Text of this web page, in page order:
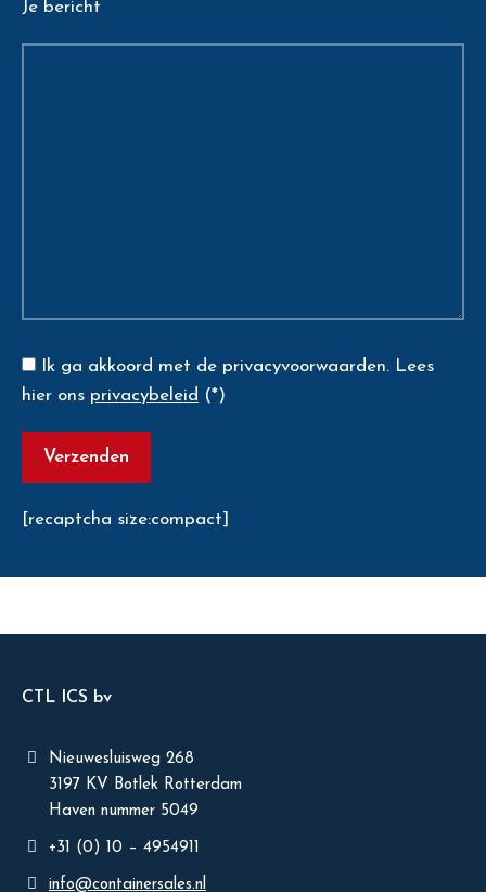
Je bericht
Ik ga akkoord met de privacyvoorwaarden. Lees
hier ons privacybeleid (*)
[recaptcha size:compact]
CTL ICS bv
Nieuwesluisweg 268
3197 KV Botlek Rotterdam
Haven nummer 5049
+31 (0) 10 – 4954911
info@containersales.nl